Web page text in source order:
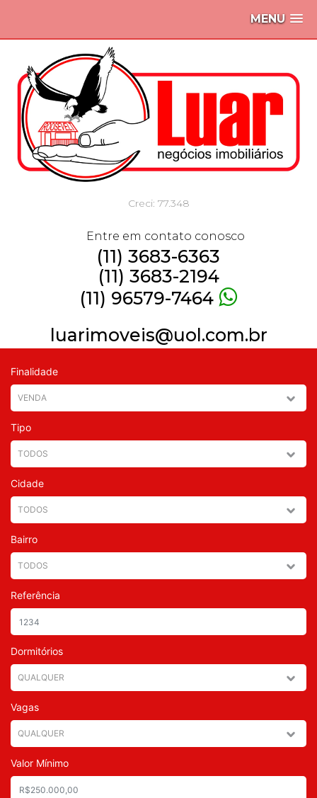
MENU
Creci: 77.348
Entre em contato conosco
(11) 3683-6363
(11) 3683-2194
(11) 96579-7464
luarimoveis@uol.com.br
Finalidade
Tipo
Cidade
Bairro
Referência
Dormitórios
Vagas
Valor Mínimo